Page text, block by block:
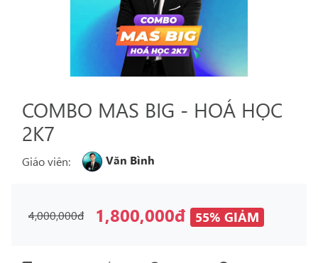
COMBO MAS BIG - HOÁ HỌC
2K7
Giáo viên: Văn Bình
4,000,000đ 1,800,000đ 55% GIẢM